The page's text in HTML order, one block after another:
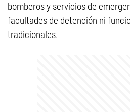
bomberos y servicios de
facultades de detención ni
tradicionales.